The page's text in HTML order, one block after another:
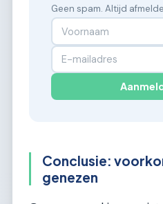
Geen spam. Altijd
Conclusie:
genezen